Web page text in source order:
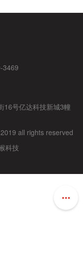
3469
16号亿达科技新城3幢
2019 all rights reserved
科技